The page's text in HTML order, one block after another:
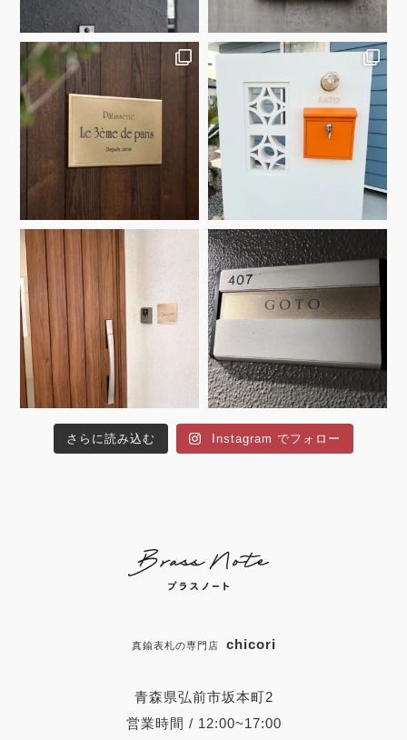
真鍮表札の専門店 chicori
青森県弘前市坂本町2
営業時間 / 12:00~17:00
さらに読み込む Instagram でフォロー